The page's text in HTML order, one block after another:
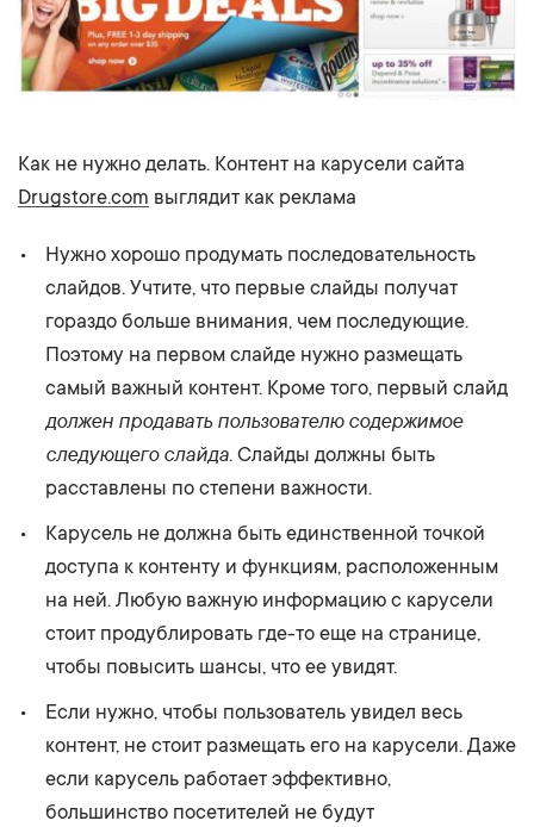
Как не нужно делать. Контент на карусели сайта
Drugstore.com выглядит как реклама
Нужно хорошо продумать последовательность
слайдов. Учтите, что первые слайды получат
гораздо больше внимания, чем последующие.
Поэтому на первом слайде нужно размещать
самый важный контент. Кроме того, первый слайд
должен продавать пользователю содержимое
следующего слайда. Слайды должны быть
расставлены по степени важности.
Карусель не должна быть единственной точкой
доступа к контенту и функциям, расположенным
на ней. Любую важную информацию с карусели
стоит продублировать где-то еще на странице,
чтобы повысить шансы, что ее увидят.
Если нужно, чтобы пользователь увидел весь
контент, не стоит размещать его на карусели. Даже
если карусель работает эффективно,
большинство посетителей не будут